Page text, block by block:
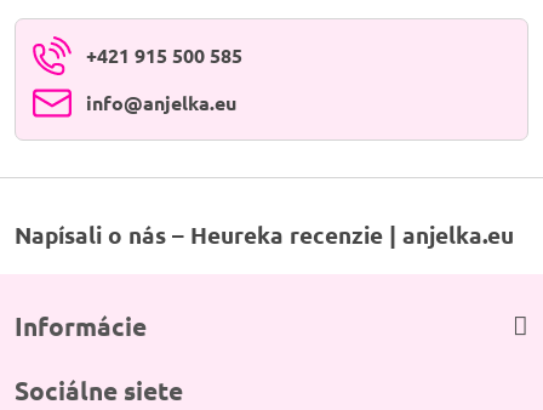
+421 915 500 585
info​@anjelka​.eu
Napísali o nás – Heureka recenzie | anjelka.eu
Informácie
Sociálne siete